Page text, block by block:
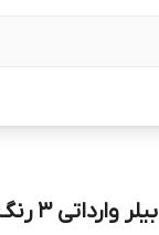
بیلر وارداتی ۳ رنگ و سایز متفاوت